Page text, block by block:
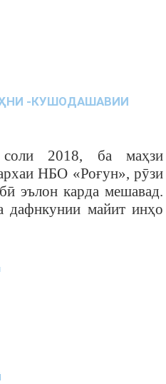
-КУШОДАШАВИИ
2018, ба маҳзи
НБО «Роғун», рӯзи
эълон карда мешавад.
дафнкунии майит инҳо